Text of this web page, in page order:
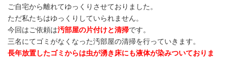
ご自宅から離れてゆっくりさせておりました。
ただ私たちはゆっくりしていられません。
今回はご依頼は汚部屋の片付けと清掃です。
三名にてゴミがなくなった汚部屋の清掃を行っていきます。
長年放置したゴミからは虫が湧き床にも液体が染みついておりま